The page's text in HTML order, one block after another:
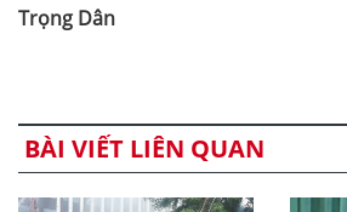
Trọng Dân
BÀI VIẾT LIÊN QUAN